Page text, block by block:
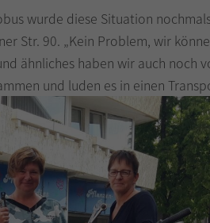
wurde diese Situation
Str. 90. „Kein Problem, wir
ähnliches haben wir auch
und luden es in einen